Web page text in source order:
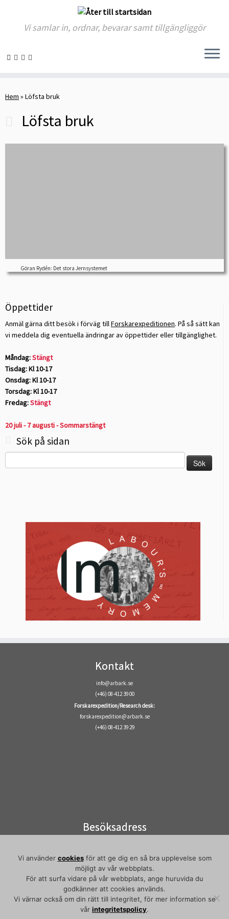
to
Vi samlar in, ordnar, bevarar samt tillgängliggör
Hem » Löfsta bruk
Löfsta bruk
Göran Rydén: Det stora Jernsystemet
Öppettider
Anmäl gärna ditt besök i förväg tillForskarexpeditionen. På så sätt kan
vi meddela dig eventuella ändringar av öppettider eller tillgänglighet.
Måndag:Stängt
Tisdag: Kl 10-17
Onsdag: Kl 10-17
Torsdag: Kl 10-17
Fredag:Stängt
20 juli - 7 augusti - Sommarstängt
Sök på sidan
efter:
Kontakt
info@arbark.se
(+46) 08-412 39 00
Forskarexpedition/Research desk:
forskarexpedition@arbark.se
(+46) 08-412 39 29
Besöksadress
Elektronvägen 2
141 49 Huddinge
Pendeltåg/commuter train:
Flemingsberg
Vi använder cookiesför att ge dig en så bra upplevelse som
möjligt av vår webbplats.
För att surfa vidare på vår webbplats, ange huruvida du
godkänner att cookies används.
Vi värnar också om din rätt till integritet, för mer information se
vår integritetspolicy.